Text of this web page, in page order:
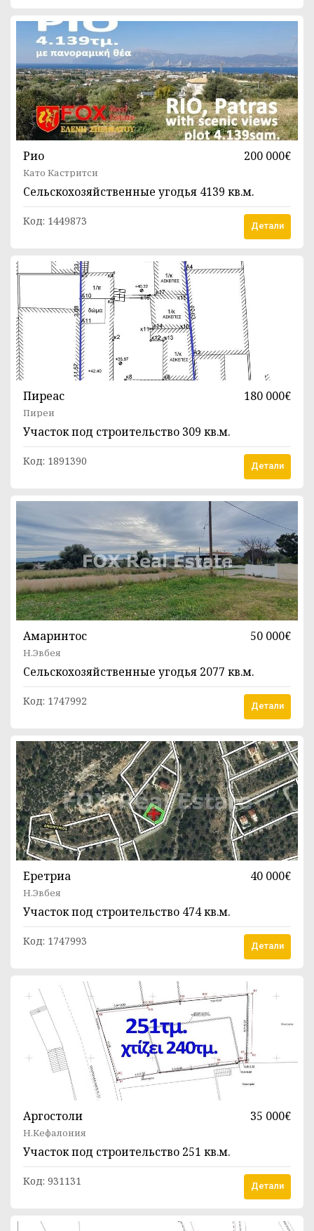
Рио 200 000€
Като Кастритси
Сельскохозяйственные угодья 4139 кв.м.
Код: 1449873 Детали
Пиреас 180 000€
Пиреи
Участок под строительство 309 кв.м.
Код: 1891390 Детали
Амаринтос 50 000€
Н.Эвбея
Сельскохозяйственные угодья 2077 кв.м.
Код: 1747992 Детали
Еретриа 40 000€
Н.Эвбея
Участок под строительство 474 кв.м.
Код: 1747993 Детали
Аргостоли 35 000€
Н.Кефалония
Участок под строительство 251 кв.м.
Код: 931131 Детали